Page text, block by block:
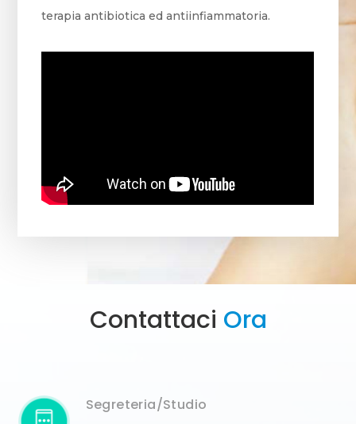
terapia antibiotica ed antiinfiammatoria.
Contattaci Ora
Segreteria/Studio